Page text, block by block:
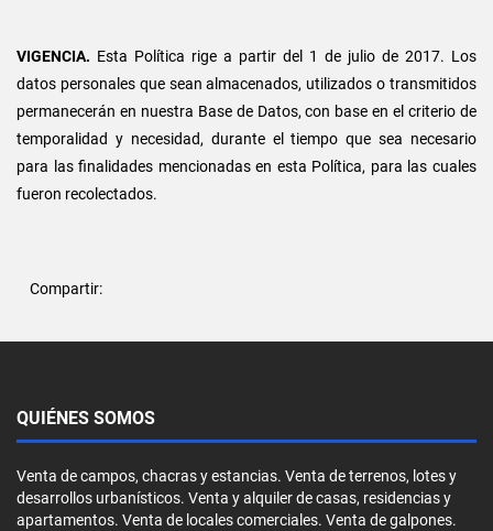
VIGENCIA. Esta Política rige a partir del 1 de julio de 2017. Los
datos personales que sean almacenados, utilizados o transmitidos
permanecerán en nuestra Base de Datos, con base en el criterio de
temporalidad y necesidad, durante el tiempo que sea necesario
para las finalidades mencionadas en esta Política, para las cuales
fueron recolectados.
Compartir:
QUIÉNES SOMOS
Venta de campos, chacras y estancias. Venta de terrenos, lotes y
desarrollos urbanísticos. Venta y alquiler de casas, residencias y
apartamentos. Venta de locales comerciales. Venta de galpones.